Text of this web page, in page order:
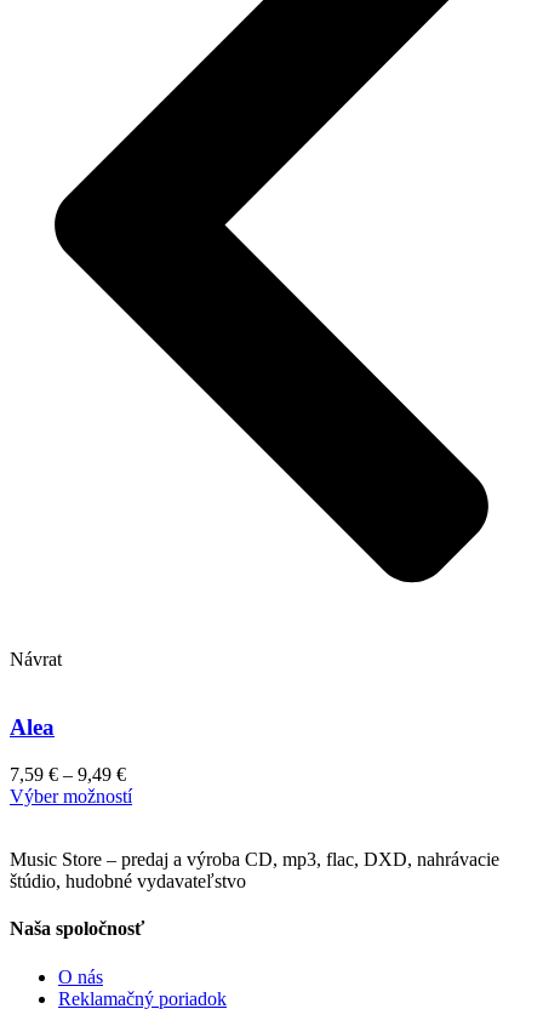
Návrat
Alea
7,59 € – 9,49 €
Výber možnostíThis
multiple
variants.
options
chosen
Music Store – predaj a výroba CD, mp3, flac, DXD, nahrávacie
štúdio, hudobné vydavateľstvo
Naša spoločnosť
O nás
Reklamačný poriadok